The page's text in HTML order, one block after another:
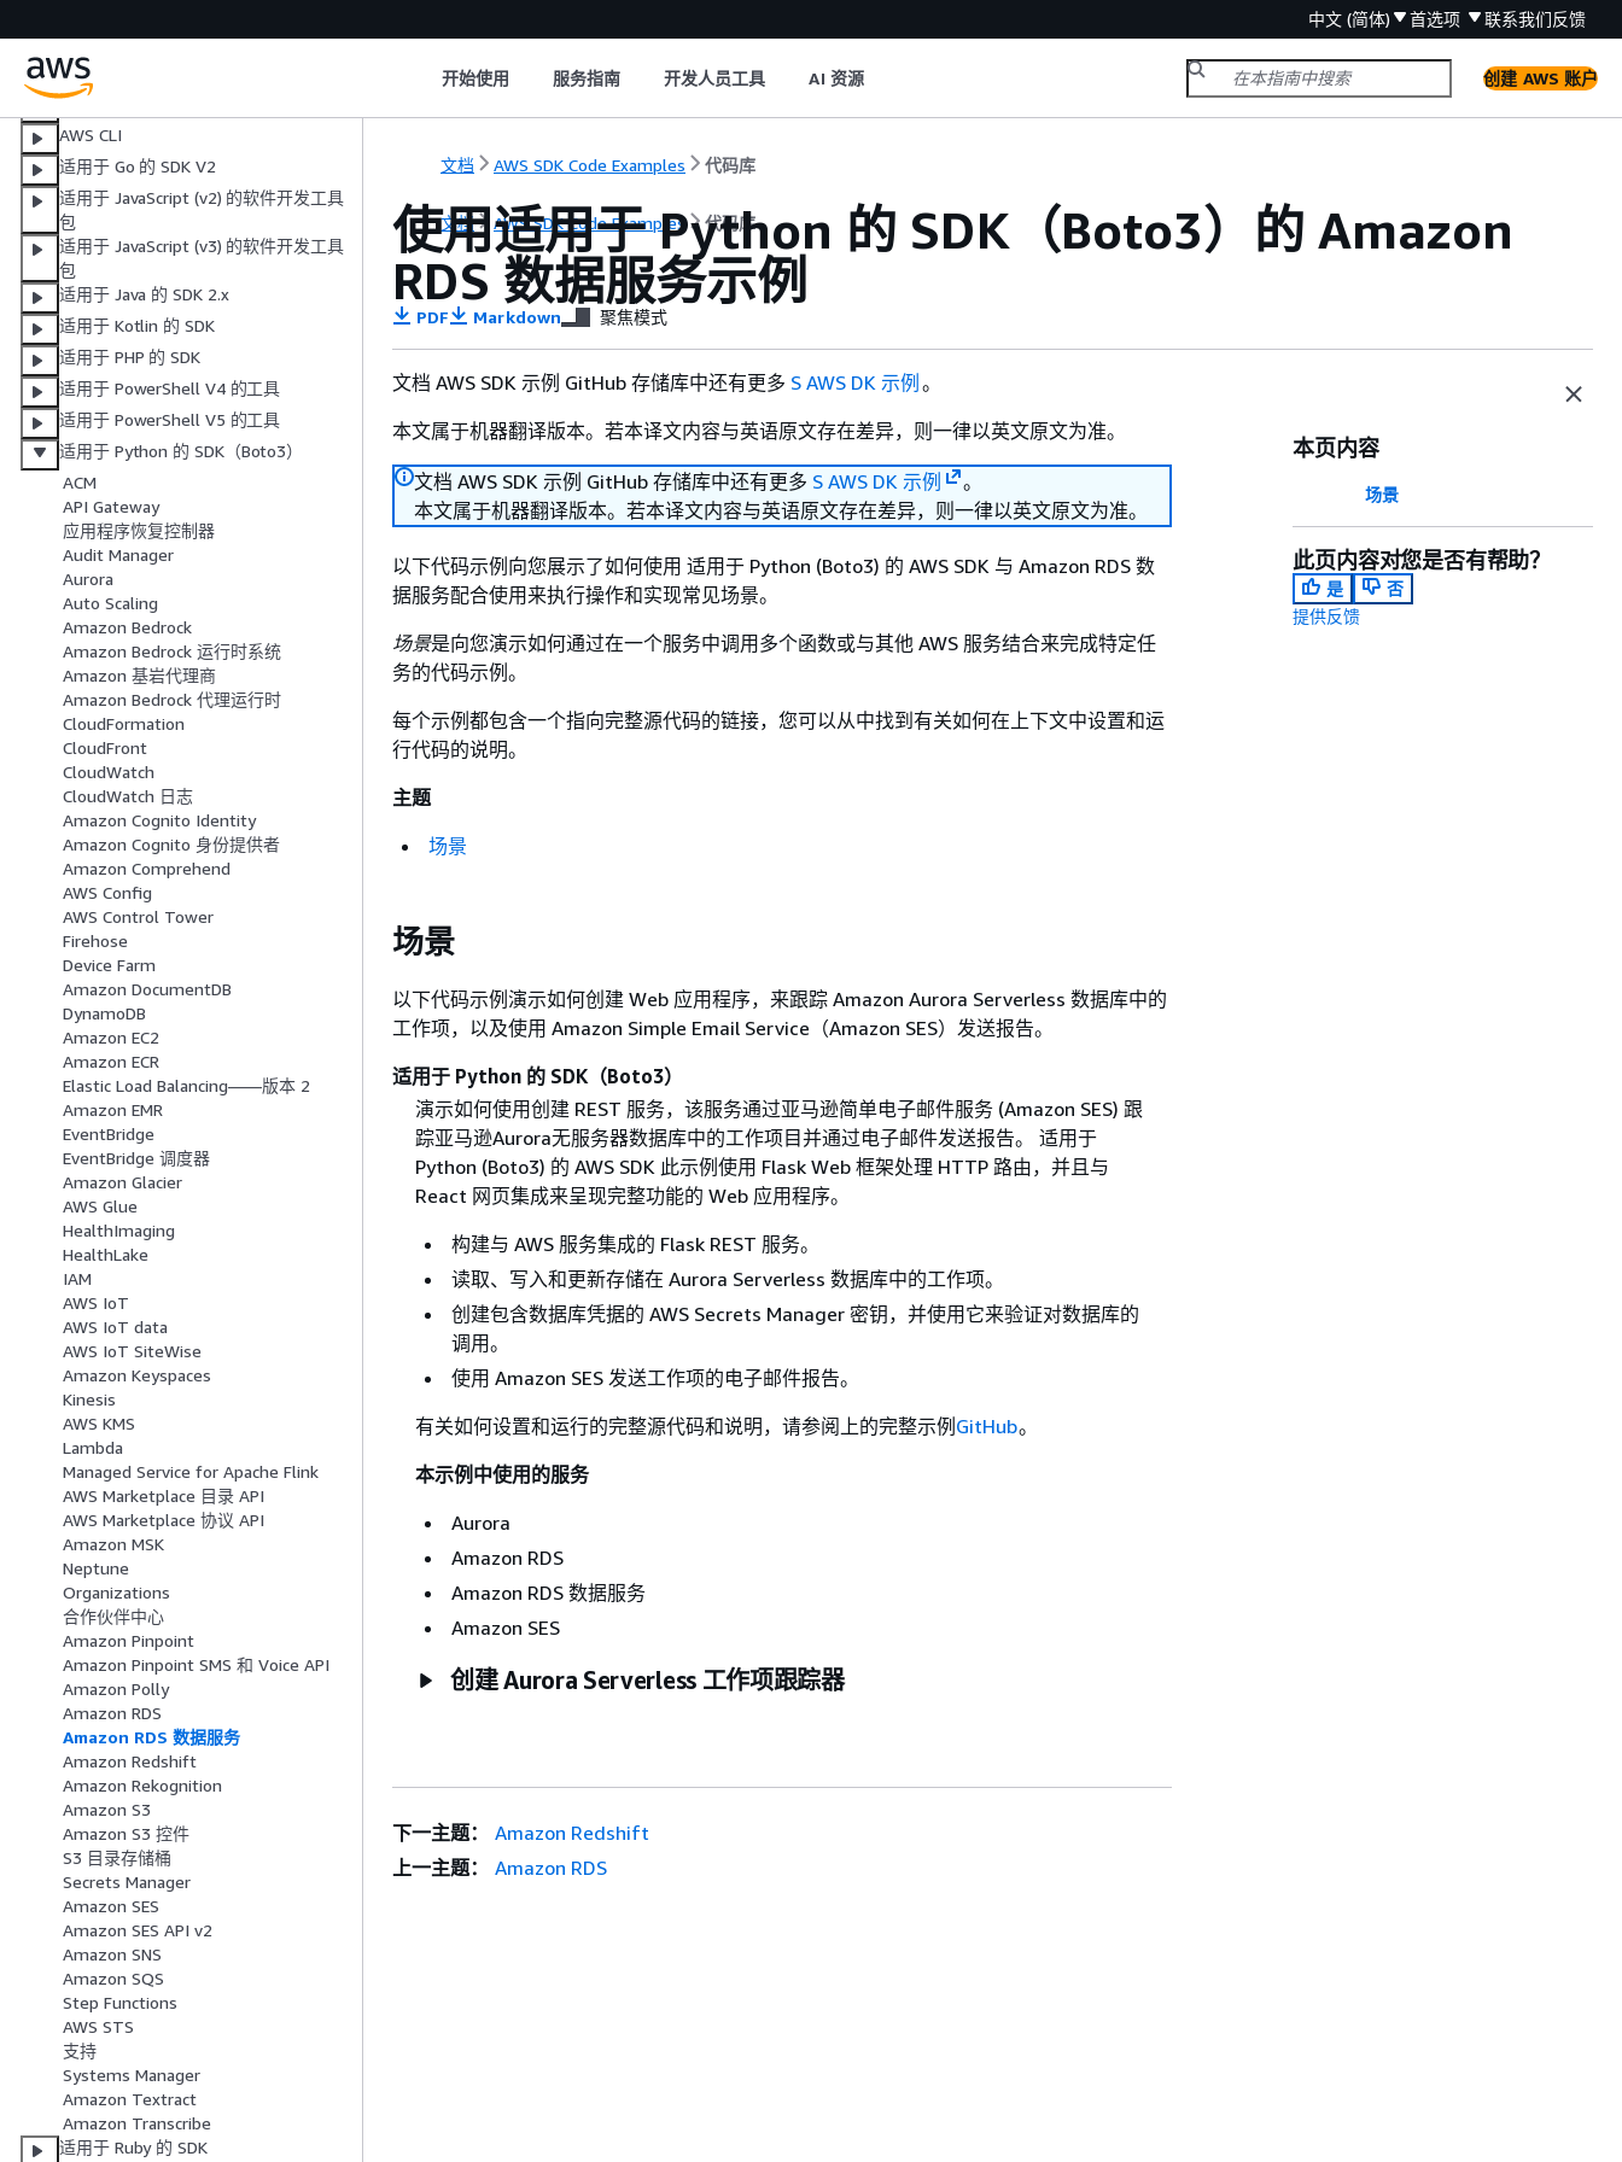
中文 (简体) 首选项 联系我们反馈
开始使用 服务指南 开发人员工具 AI 资源 创建 AWS 账户
适用于 .NET 的 SDK (v4)
AWS CLI 使用 Bash 脚本
SDK for C++
AWS CLI
适用于 Go 的 SDK V2
适用于 JavaScript (v2) 的软件开发工具
包
适用于 JavaScript (v3) 的软件开发工具
包
适用于 Java 的 SDK 2.x
适用于 Kotlin 的 SDK
适用于 PHP 的 SDK
适用于 PowerShell V4 的工具
适用于 PowerShell V5 的工具
适用于 Python 的 SDK（Boto3）
ACM
API Gateway
应用程序恢复控制器
Audit Manager
Aurora
Auto Scaling
Amazon Bedrock
Amazon Bedrock 运行时系统
Amazon 基岩代理商
Amazon Bedrock 代理运行时
CloudFormation
CloudFront
CloudWatch
CloudWatch 日志
Amazon Cognito Identity
Amazon Cognito 身份提供者
Amazon Comprehend
AWS Config
AWS Control Tower
Firehose
Device Farm
Amazon DocumentDB
DynamoDB
Amazon EC2
Amazon ECR
Elastic Load Balancing——版本 2
Amazon EMR
EventBridge
EventBridge 调度器
Amazon Glacier
AWS Glue
HealthImaging
HealthLake
IAM
AWS IoT
AWS IoT data
AWS IoT SiteWise
Amazon Keyspaces
Kinesis
AWS KMS
Lambda
Managed Service for Apache Flink
AWS Marketplace 目录 API
AWS Marketplace 协议 API
Amazon MSK
Neptune
Organizations
合作伙伴中心
Amazon Pinpoint
Amazon Pinpoint SMS 和 Voice API
Amazon Polly
Amazon RDS
Amazon RDS 数据服务
Amazon Redshift
Amazon Rekognition
Amazon S3
Amazon S3 控件
S3 目录存储桶
Secrets Manager
Amazon SES
Amazon SES API v2
Amazon SNS
Amazon SQS
Step Functions
AWS STS
支持
Systems Manager
Amazon Textract
Amazon Transcribe
适用于 Ruby 的 SDK
文档 AWS SDK Code Examples 代码库
文档 AWS SDK Code Examples 代码库
使用适用于 Python 的 SDK（Boto3）的 Amazon
RDS 数据服务示例
PDF Markdown 聚焦模式
文档 AWS SDK 示例 GitHub 存储库中还有更多 S AWS DK 示例 。
本文属于机器翻译版本。若本译文内容与英语原文存在差异，则一律以英文原文为准。
文档 AWS SDK 示例 GitHub 存储库中还有更多 S AWS DK 示例
。
本文属于机器翻译版本。若本译文内容与英语原文存在差异，则一律以英文原文为准。
以下代码示例向您展示了如何使用 适用于 Python (Boto3) 的 AWS SDK 与 Amazon RDS 数
据服务配合使用来执行操作和实现常见场景。
场景是向您演示如何通过在一个服务中调用多个函数或与其他 AWS 服务结合来完成特定任
务的代码示例。
每个示例都包含一个指向完整源代码的链接，您可以从中找到有关如何在上下文中设置和运
行代码的说明。
主题
场景
场景
以下代码示例演示如何创建 Web 应用程序，来跟踪 Amazon Aurora Serverless 数据库中的
工作项，以及使用 Amazon Simple Email Service（Amazon SES）发送报告。
适用于 Python 的 SDK（Boto3）
演示如何使用创建 REST 服务，该服务通过亚马逊简单电子邮件服务 (Amazon SES) 跟
踪亚马逊Aurora无服务器数据库中的工作项目并通过电子邮件发送报告。 适用于
Python (Boto3) 的 AWS SDK 此示例使用 Flask Web 框架处理 HTTP 路由，并且与
React 网页集成来呈现完整功能的 Web 应用程序。
构建与 AWS 服务集成的 Flask REST 服务。
读取、写入和更新存储在 Aurora Serverless 数据库中的工作项。
创建包含数据库凭据的 AWS Secrets Manager 密钥，并使用它来验证对数据库的
调用。
使用 Amazon SES 发送工作项的电子邮件报告。
有关如何设置和运行的完整源代码和说明，请参阅上的完整示例GitHub。
本示例中使用的服务
Aurora
Amazon RDS
Amazon RDS 数据服务
Amazon SES
创建 Aurora Serverless 工作项跟踪器
本页内容
场景
此页内容对您是否有帮助？
是
否
提供反馈
下一主题：
Amazon Redshift
上一主题：
Amazon RDS